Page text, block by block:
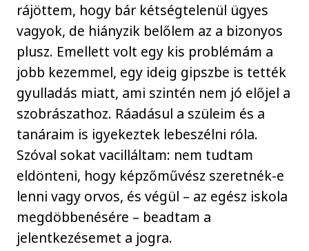
rájöttem, hogy bár kétségtelenül ügyes
vagyok, de hiányzik belőlem az a bizonyos
plusz. Emellett volt egy kis problémám a
jobb kezemmel, egy ideig gipszbe is tették
gyulladás miatt, ami szintén nem jó előjel a
szobrászathoz. Ráadásul a szüleim és a
tanáraim is igyekeztek lebeszélni róla.
Szóval sokat vacilláltam: nem tudtam
eldönteni, hogy képzőművész szeretnék-e
lenni vagy orvos, és végül – az egész iskola
megdöbbenésére – beadtam a
jelentkezésemet a jogra.